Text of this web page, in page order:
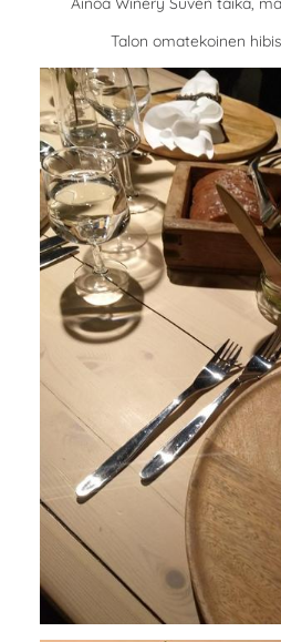
Talon omatekoinen